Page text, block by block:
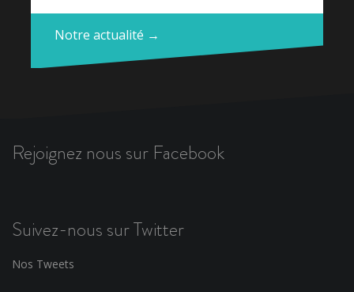
Notre actualité →
Rejoignez nous sur Facebook
Suivez-nous sur Twitter
Nos Tweets